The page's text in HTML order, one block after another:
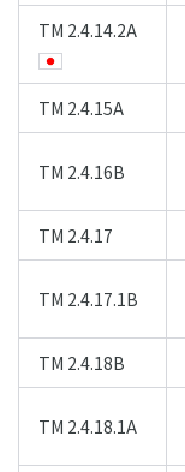
TM 2.4.14.2A
TM 2.4.15A
TM 2.4.16B
TM 2.4.17
TM 2.4.17.1B
TM 2.4.18B
TM 2.4.18.1A